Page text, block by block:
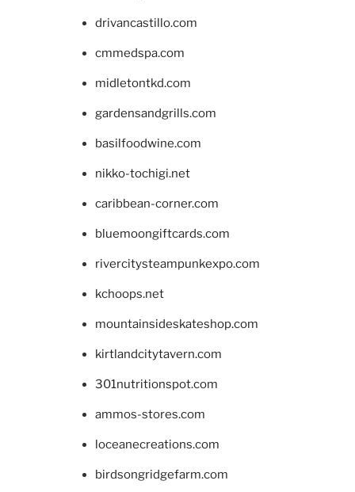
drivancastillo.com
cmmedspa.com
midletontkd.com
gardensandgrills.com
basilfoodwine.com
nikko-tochigi.net
caribbean-corner.com
bluemoongiftcards.com
rivercitysteampunkexpo.com
kchoops.net
mountainsideskateshop.com
kirtlandcitytavern.com
301nutritionspot.com
ammos-stores.com
loceanecreations.com
birdsongridgefarm.com